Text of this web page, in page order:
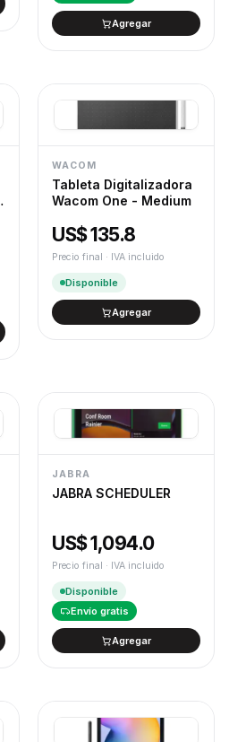
Agregar
WACOM
Tableta Digitalizadora
Wacom One - Medium
US$ 135.8
Precio final · IVA incluido
Disponible
Agregar
JABRA
JABRA SCHEDULER
US$ 1,094.0
Precio final · IVA incluido
Disponible
Envío gratis
Agregar